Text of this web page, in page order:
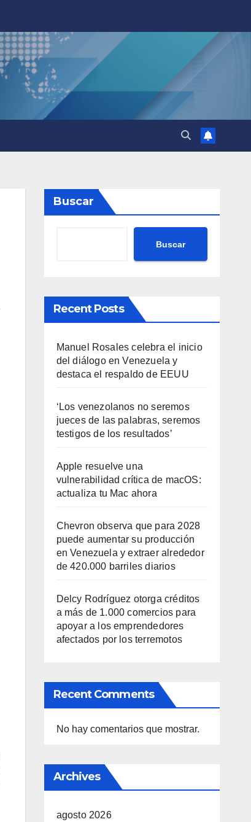
Buscar
Buscar
Recent Posts
Manuel Rosales celebra el inicio
del diálogo en Venezuela y
destaca el respaldo de EEUU
‘Los venezolanos no seremos
jueces de las palabras, seremos
testigos de los resultados’
Apple resuelve una
vulnerabilidad crítica de macOS:
actualiza tu Mac ahora
Chevron observa que para 2028
puede aumentar su producción
en Venezuela y extraer alrededor
de 420.000 barriles diarios
Delcy Rodríguez otorga créditos
a más de 1.000 comercios para
apoyar a los emprendedores
afectados por los terremotos
Recent Comments
No hay comentarios que mostrar.
Archives
agosto 2026